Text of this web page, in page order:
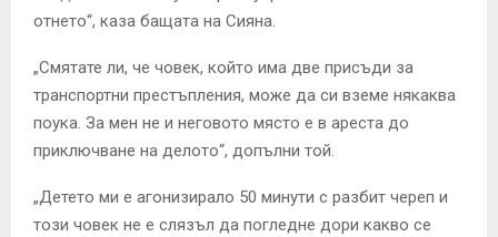
отнето“, каза бащата на Сияна.
„Смятате ли, че човек, който има две присъди за
транспортни престъпления, може да си вземе някаква
поука. За мен не и неговото място е в ареста до
приключване на делото“, допълни той.
„Детето ми е агонизирало 50 минути с разбит череп и
този човек не е слязъл да погледне дори какво се